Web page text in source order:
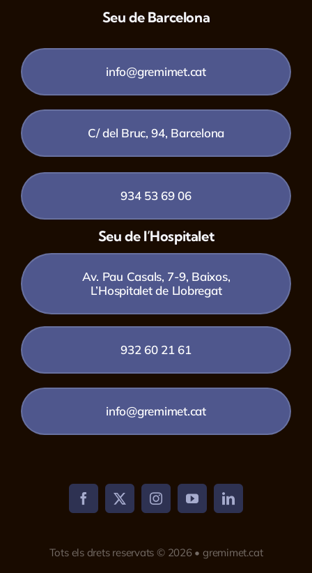
Seu de Barcelona
info@gremimet.cat
C/ del Bruc, 94, Barcelona
934 53 69 06
info@gremimet.cat
Seu de l’Hospitalet
Av. Pau Casals, 7-9, Baixos,
L’Hospitalet de Llobregat
932 60 21 61
Tots els drets reservats © 2026 • gremimet.cat